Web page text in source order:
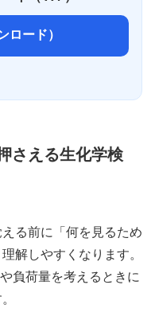
ロード）
さえる生化学検
る前に「何を見るため
解しやすくなります。
負荷量を考えるときに